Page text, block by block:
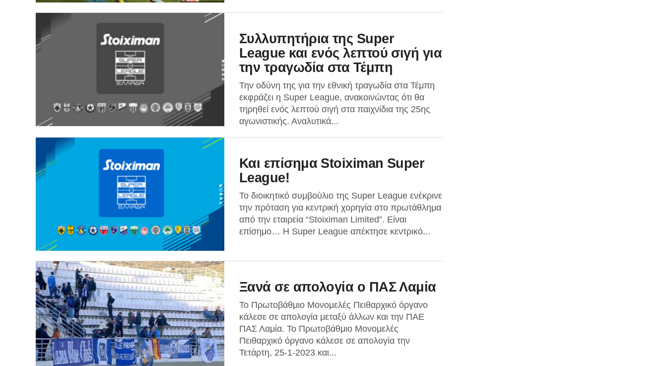
Συλλυπητήρια της Super
League και ενός λεπτού σιγή για
την τραγωδία στα Τέμπη
Την οδύνη της για την εθνική τραγωδία στα Τέμπη
εκφράζει η Super League, ανακοινώντας ότι θα
τηρηθεί ενός λεπτού σιγή στα παιχνίδια της 25ης
αγωνιστικής. Αναλυτικά...
Και επίσημα Stoiximan Super
League!
Το διοικητικό συμβούλιο της Super League ενέκρινε
την πρόταση για κεντρική χορηγία στο πρωτάθλημα
από την εταιρεία “Stoiximan Limited”. Είναι
επίσημο… Η Super League απέκτησε κεντρικό...
Ξανά σε απολογία ο ΠΑΣ Λαμία
Το Πρωτοβάθμιο Μονομελές Πειθαρχικό όργανο
κάλεσε σε απολογία μεταξύ άλλων και την ΠΑΕ
ΠΑΣ Λαμία. Το Πρωτοβάθμιο Μονομελές
Πειθαρχικό όργανο κάλεσε σε απολογία την
Τετάρτη, 25-1-2023 και...